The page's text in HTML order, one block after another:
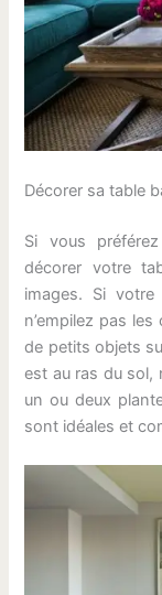
Décorer sa table
Si vous
décorer votre
images. Si
n’empilez pas
de petits objets
est au ras du sol,
un ou deux
sont idéales et